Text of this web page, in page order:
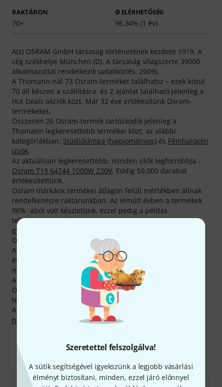
Szeretettel felszolgálva!
A sütik segítségével igyekszünk a legjobb vásárlási
élményt biztosítani, minden, ezzel járó előnnyel
RAKTÁRON
70+
Ø ELÉRHETŐSÉG
96.34% (1 év)
A(z) OSRAM GmbH társaság történetének kezdete 1919. A
cég székhelye München (D). A társaság világszerte 39000
alkalmazottal rendelkezik (adatközlés: 2009).
A Thomann-nál 73 Osram-terméket találhatsz – ezek közül
70 áll készen a szállításra és 2 ajánlat található jelenleg a
Hot Deals akciók közt. Már 32 éve értékesítünk Osram-
termékeket.
Összesen 26 Osram-termék tartózkodik jelenleg a
Thomann legkeresettebb termékei közt, az alábbi
kategóriákban: Stúdiólámpa (hagyományos) és Fémhalogén
izzók.
Az aktuálisan legkeresettebb, minden idők legforróbbja -
Osram T19 64744 1000W 230V. Eddig 50.000 darabot
értékesítettünk.
Osram márkánk termékei átlagon felüli mértékben állnak
rendelkezésre raktárunkban. Az elmúlt évben a termékek
96% -ából volt készletünk, ezzel pedig a példás
teljesítményt nyújtó Osram a Thomann-katalógus
gyártóinak felső 10 százalékába tartozik. Jelenleg 70
Osram-termék szállítható azonnal.
A gyártó 1 év garanciát biztosít a termékeire, a mi három
éves garanciáknak megfelelően azonban mi ezt még
megtoldjuk két évvel.
A Thomann-nál másoknál jóval olcsóbban vásárolhatsz be
Osram-termékekből. Csak az előző hónapban a gyártó 12
terméke árát csökkentettük.
A gyártóval kapcsolatban itt találsz bővebb tájékoztatást:
http://www.osram.de/
Így érhetsz el minket